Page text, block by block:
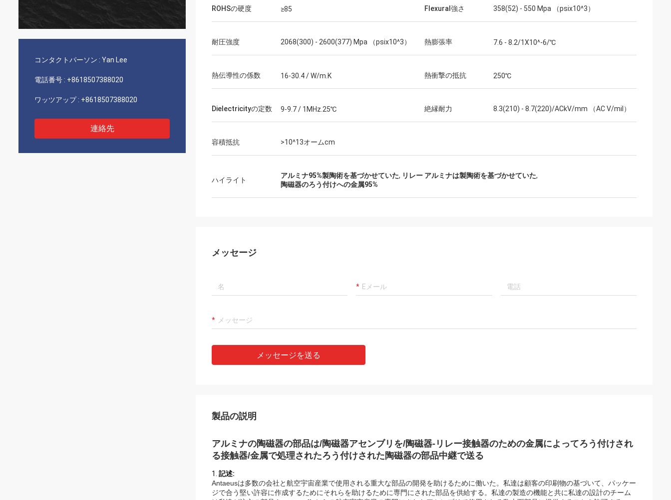
コンタクトパーソン : Yan Lee
電話番号 : +8618507388020
ワッツアップ : +8618507388020
連絡先
ROHSの硬度 ≥85 Flexural強さ 358(52) - 550 Mpa （psix10^3）
耐圧強度 2068(300) - 2600(377) Mpa （psix10^3） 熱膨張率 7.6 - 8.2/1X10^-6/℃
熱伝導性の係数 16-30.4 / W/m.K 熱衝撃の抵抗 250℃
Dielectricityの定数 9-9.7 / 1MHz.25℃ 絶縁耐力 8.3(210) - 8.7(220)/ACkV/mm （AC V/mil）
容積抵抗 >10^13オームcm
ハイライト
アルミナ95%製陶術を基づかせていた, リレー アルミナは製陶術を基づかせていた,
陶磁器のろう付けへの金属95%
メッセージ
メッセージを送る
製品の説明
アルミナの陶磁器の部品は/陶磁器アセンブリを/陶磁器-リレー接触器のための金属によってろう付けされ
る接触器/金属で処理されたろう付けされた陶磁器の部品中継で送る
1. 記述:
Antaeusは多数の会社と航空宇宙産業で使用される重大な部品の開発を助けるために働いた。私達は顧客の印刷物の基づいて、パッケー
ジで合う堅い許容に作成するためにそれらを助けるために専門にされた部品を供給する。私達の製造の機能と共に私達の設計のチーム